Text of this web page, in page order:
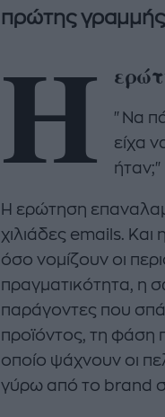
πρώτης
Η
"Να
είχα
ήταν;"
Η ερώτηση
χιλιάδες emails.
όσο νομίζουν οι
πραγματικότητα, η
παράγοντες που
προϊόντος, τη φάση
οποίο ψάχνουν οι
γύρω από το brand
Majenco's Point of View
Η απόλυτη
δροσερή σαλάτα με
καρπούζι, φέτα και
που θα λατρέψετε